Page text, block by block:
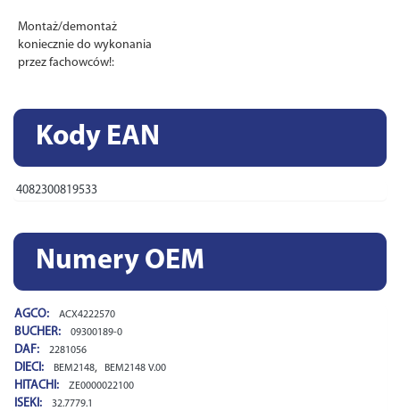
Montaż/demontaż
koniecznie do wykonania
przez fachowców!:
Kody EAN
4082300819533
Numery OEM
AGCO: ACX4222570
BUCHER: 09300189-0
DAF: 2281056
DIECI: BEM2148, BEM2148 V.00
HITACHI: ZE0000022100
ISEKI: 32.7779.1